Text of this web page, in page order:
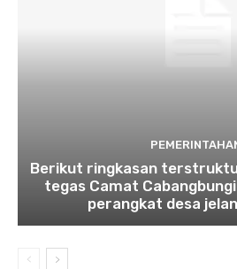
Berikut ringkasan
tegas Camat
perangkat desa